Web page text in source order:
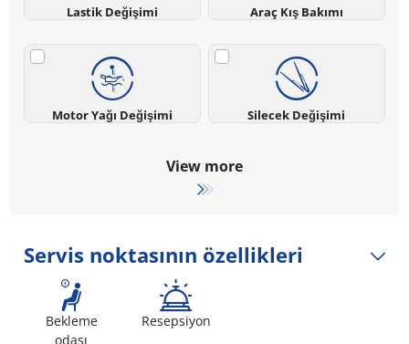
Lastik Değişimi Araç Kış Bakımı
Motor Yağı Değişimi Silecek Değişimi
View more
Servis noktasının özellikleri
Bekleme
odası
Resepsiyon